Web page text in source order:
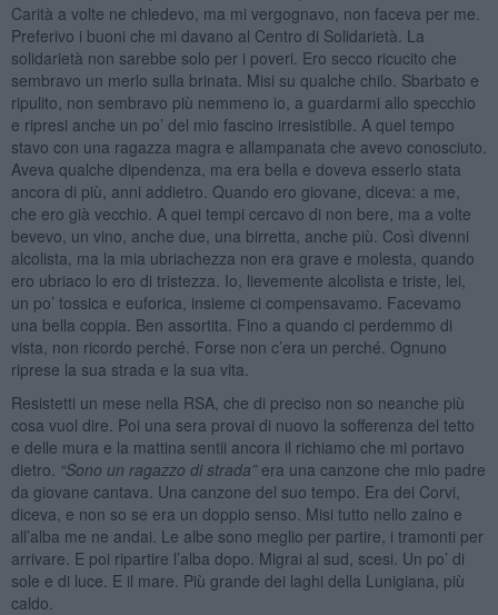
Carità a volte ne chiedevo, ma mi vergognavo, non faceva per me.
Preferivo i buoni che mi davano al Centro di Solidarietà. La
solidarietà non sarebbe solo per i poveri. Ero secco ricucito che
sembravo un merlo sulla brinata. Misi su qualche chilo. Sbarbato e
ripulito, non sembravo più nemmeno io, a guardarmi allo specchio
e ripresi anche un po’ del mio fascino irresistibile. A quel tempo
stavo con una ragazza magra e allampanata che avevo conosciuto.
Aveva qualche dipendenza, ma era bella e doveva esserlo stata
ancora di più, anni addietro. Quando ero giovane, diceva: a me,
che ero già vecchio. A quei tempi cercavo di non bere, ma a volte
bevevo, un vino, anche due, una birretta, anche più. Così divenni
alcolista, ma la mia ubriachezza non era grave e molesta, quando
ero ubriaco lo ero di tristezza. Io, lievemente alcolista e triste, lei,
un po’ tossica e euforica, insieme ci compensavamo. Facevamo
una bella coppia. Ben assortita. Fino a quando ci perdemmo di
vista, non ricordo perché. Forse non c’era un perché. Ognuno
riprese la sua strada e la sua vita.
Resistetti un mese nella RSA, che di preciso non so neanche più
cosa vuol dire. Poi una sera provai di nuovo la sofferenza del tetto
e delle mura e la mattina sentii ancora il richiamo che mi portavo
dietro. “Sono un ragazzo di strada”era una canzone che mio padre
da giovane cantava. Una canzone del suo tempo. Era dei Corvi,
diceva, e non so se era un doppio senso. Misi tutto nello zaino e
all’alba me ne andai. Le albe sono meglio per partire, i tramonti per
arrivare. E poi ripartire l’alba dopo. Migrai al sud, scesi. Un po’ di
sole e di luce. E il mare. Più grande dei laghi della Lunigiana, più
caldo.